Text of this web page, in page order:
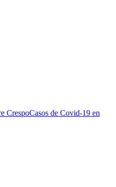
CrespoCasos de Covid-19 en